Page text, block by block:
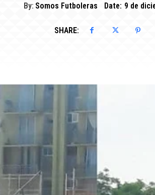
By: Somos Futboleras Date: 9 de
SHARE: